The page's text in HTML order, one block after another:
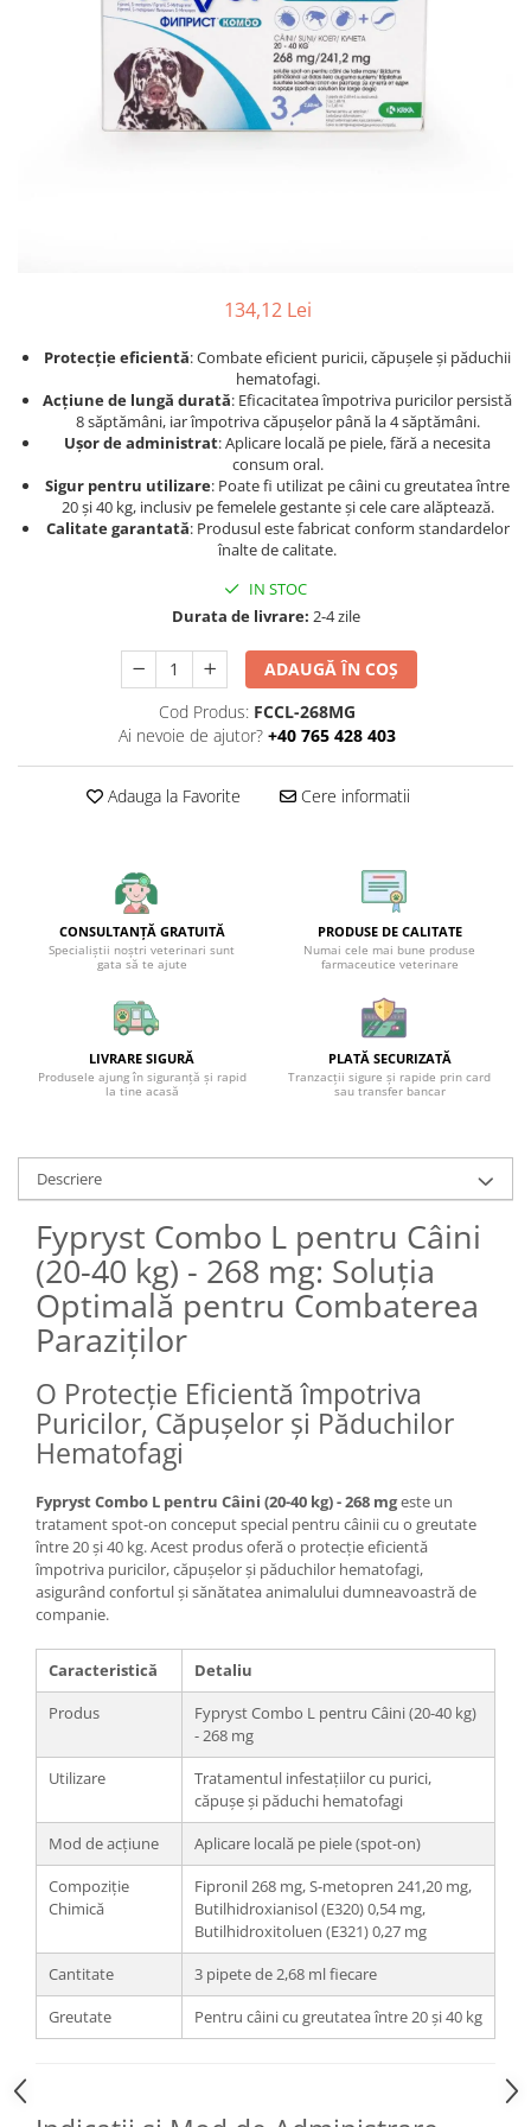
Afecțiuni hepatice
Afecțiuni neurologice
Afecțiuni oftalmice
Afecțiuni oncologice
Afecțiuni otice
Hrană umedă
Hrană uscată
Recompense și snack-uri
Igienă
Igienă orală
Șampoane și balsamuri
Afecțiuni hepatice
Afecțiuni neurologice
Afecțiuni oftalmice
Afecțiuni oncologice
Afecțiuni otice
Hrană umedă
Hrană uscată
Așternut Tofu / Nisip
Igienă orală
Șampoane și balsamuri
134,12 Lei
Protecție eficientă: Combate eficient puricii, căpușele și păduchii
hematofagi.
Acțiune de lungă durată: Eficacitatea împotriva puricilor persistă
8 săptămâni, iar împotriva căpușelor până la 4 săptămâni.
Ușor de administrat: Aplicare locală pe piele, fără a necesita
consum oral.
Sigur pentru utilizare: Poate fi utilizat pe câini cu greutatea între
20 și 40 kg, inclusiv pe femelele gestante și cele care alăptează.
Calitate garantată: Produsul este fabricat conform standardelor
înalte de calitate.
IN STOC
Durata de livrare: 2-4 zile
ADAUGĂ ÎN COȘ
Cod Produs: FCCL-268MG
Ai nevoie de ajutor? +40 765 428 403
Adauga la Favorite Cere informatii
CONSULTANȚĂ GRATUITĂ
Specialiștii noștri veterinari sunt
gata să te ajute
PRODUSE DE CALITATE
Numai cele mai bune produse
farmaceutice veterinare
LIVRARE SIGURĂ
Produsele ajung în siguranță și rapid
la tine acasă
PLATĂ SECURIZATĂ
Tranzacții sigure și rapide prin card
sau transfer bancar
Descriere
Fypryst Combo L pentru Câini
(20-40 kg) - 268 mg: Soluția
Optimală pentru Combaterea
Paraziților
O Protecție Eficientă împotriva
Puricilor, Căpușelor și Păduchilor
Hematofagi
Fypryst Combo L pentru Câini (20-40 kg) - 268 mgeste un
tratament spot-on conceput special pentru câinii cu o greutate
între 20 și 40 kg. Acest produs oferă o protecție eficientă
împotriva puricilor, căpușelor și păduchilor hematofagi,
asigurând confortul și sănătatea animalului dumneavoastră de
companie.
Caracteristică
Detaliu
Produs
Fypryst Combo L pentru Câini (20-40 kg)
- 268 mg
Utilizare
Tratamentul infestațiilor cu purici,
căpușe și păduchi hematofagi
Mod de acțiune
Aplicare locală pe piele (spot-on)
Compoziție
Chimică
Fipronil 268 mg, S-metopren 241,20 mg,
Butilhidroxianisol (E320) 0,54 mg,
Butilhidroxitoluen (E321) 0,27 mg
Cantitate
3 pipete de 2,68 ml fiecare
Greutate
Pentru câini cu greutatea între 20 și 40 kg